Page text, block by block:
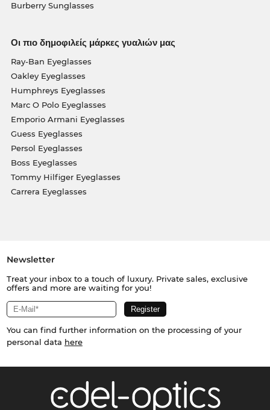
Burberry Sunglasses
Οι πιο δημοφιλείς μάρκες γυαλιών μας
Ray-Ban Eyeglasses
Oakley Eyeglasses
Humphreys Eyeglasses
Marc O Polo Eyeglasses
Emporio Armani Eyeglasses
Guess Eyeglasses
Persol Eyeglasses
Boss Eyeglasses
Tommy Hilfiger Eyeglasses
Carrera Eyeglasses
Newsletter
Treat your inbox to a touch of luxury. Private sales, exclusive
offers and more are waiting for you!
You can find further information on the processing of your
personal data here